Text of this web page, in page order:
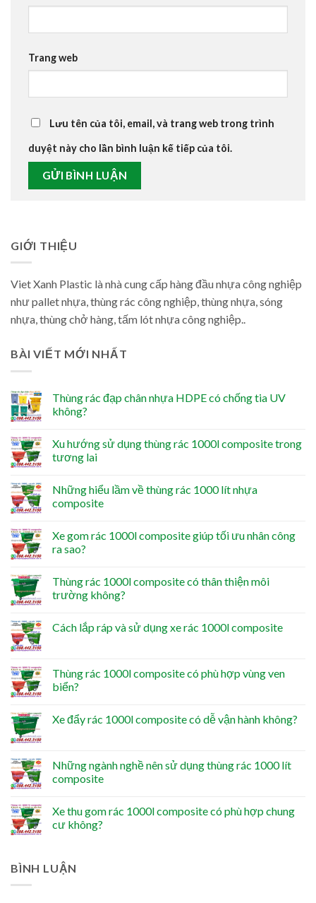
Trang web
Lưu tên của tôi, email, và trang web trong trình
duyệt này cho lần bình luận kế tiếp của tôi.
GIỚI THIỆU
Viet Xanh Plastic là nhà cung cấp hàng đầu nhựa công nghiệp
như pallet nhựa, thùng rác công nghiệp, thùng nhựa, sóng
nhựa, thùng chở hàng, tấm lót nhựa công nghiệp..
BÀI VIẾT MỚI NHẤT
Thùng rác đạp chân nhựa HDPE có chống tia UV
không?
Xu hướng sử dụng thùng rác 1000l composite trong
tương lai
Những hiểu lầm về thùng rác 1000 lít nhựa
composite
Xe gom rác 1000l composite giúp tối ưu nhân công
ra sao?
Thùng rác 1000l composite có thân thiện môi
trường không?
Cách lắp ráp và sử dụng xe rác 1000l composite
Thùng rác 1000l composite có phù hợp vùng ven
biển?
Xe đẩy rác 1000l composite có dễ vận hành không?
Những ngành nghề nên sử dụng thùng rác 1000 lít
composite
Xe thu gom rác 1000l composite có phù hợp chung
cư không?
BÌNH LUẬN